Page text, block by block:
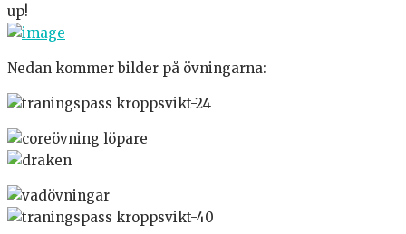
up!
Nedan kommer bilder på övningarna: